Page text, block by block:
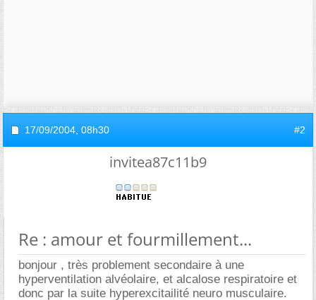
17/09/2004, 08h30 #2
invitea87c11b9
Re : amour et fourmillement...
bonjour , très problement secondaire à une
hyperventilation alvéolaire, et alcalose respiratoire et
donc par la suite hyperexcitailité neuro musculaire.